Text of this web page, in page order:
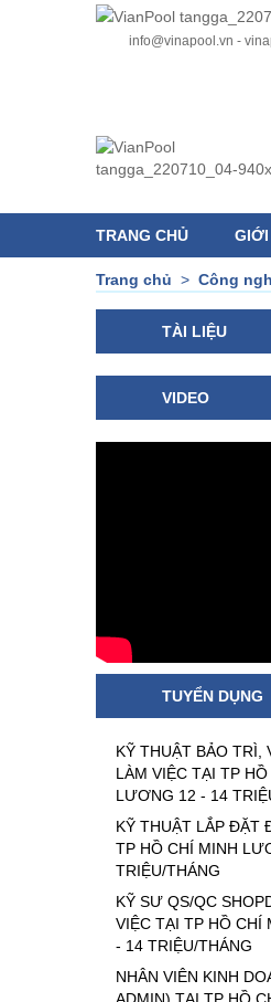
info@vinapool.vn -
TRANG CHỦ
Trang chủ > Công
TÀI LIỆU
VIDEO
TUYỂN DỤNG
KỸ THUẬT BẢO TRÌ,
LÀM VIỆC TẠI TP
LƯƠNG 12 - 14
KỸ THUẬT LẮP ĐẶT
TP HỒ CHÍ MINH
TRIỆU/THÁNG
KỸ SƯ QS/QC
VIỆC TẠI TP HỒ CHÍ
- 14 TRIỆU/THÁNG
NHÂN VIÊN KINH
ADMIN) TẠI TP HỒ